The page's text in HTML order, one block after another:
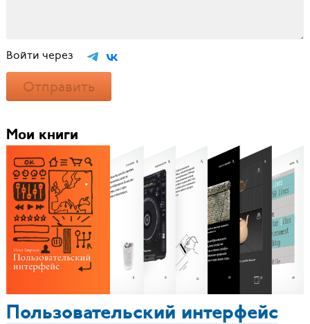
Войти через
Отправить
Мои книги
Пользовательский интерфейс